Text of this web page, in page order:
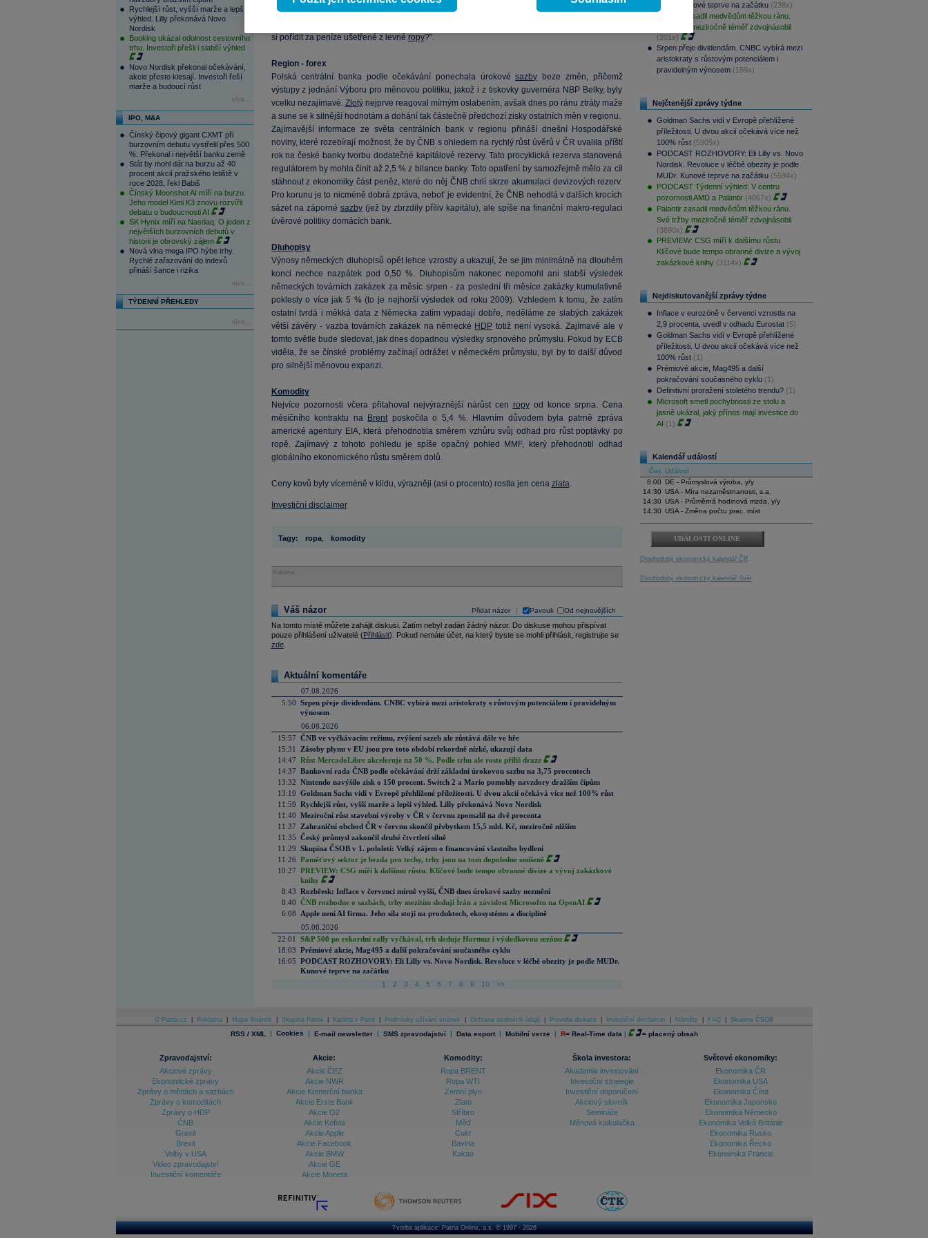
Rychlejší růst, vyšší marže a lepší
výhled. Lilly překonává Novo
Nordisk
Booking ukázal odolnost cestovního
trhu. Investoři přešli i slabší výhled
Novo Nordisk překonal očekávání,
akcie přesto klesají. Investoři řeší
marže a budoucí růst
více...
IPO, M&A
Čínský čipový gigant CXMT při
burzovním debutu vystřelil přes 500
%. Překonal i největší banku země
Stát by mohl dát na burzu až 40
procent akcií pražského letiště v
roce 2028, řekl Babiš
Čínský Moonshot AI míří na burzu.
Jeho model Kimi K3 znovu rozvířil
debatu o budoucnosti AI
SK Hynix míří na Nasdaq. O jeden z
největších burzovních debutů v
historii je obrovský zájem
Nová vlna mega IPO hýbe trhy.
Rychlé zařazování do indexů
přináší šance i rizika
více...
TÝDENNÍ PŘEHLEDY
více...
nenadálého prudkého růstu. Takový výhled producentům
nepřeje, ale z pohledu
si pořídit za peníze ušetřené z levné ropy?”.
Region - forex
Polská centrální banka podle očekávání ponechala úrokovésazby beze změn, přičemž
výstupy z jednání Výboru pro měnovou politiku, jakož i z tiskovky guvernéra NBP Belky, byly
vcelku nezajímavé. Zlotýnejprve reagoval mírným oslabením, avšak dnes po ránu ztráty maže
a sune se k silnější hodnotám a dohání tak částečně předchozí zisky ostatních měn v regionu.
Zajímavější informace ze světa centrálních bank v regionu přináší dnešní Hospodářské
noviny, které rozebírají možnost, že by ČNB s ohledem na rychlý růst úvěrů v ČR uvalila příští
rok na české banky tvorbu dodatečné kapitálové rezervy. Tato procyklická rezerva stanovená
regulátorem by mohla činit až 2,5 % z bilance banky. Toto opatření by samozřejmě mělo za cíl
stáhnout z ekonomiky část peněz, které do něj ČNB chrlí skrze akumulaci devizových rezerv.
Pro korunu je to nicméně dobrá zpráva, neboť je evidentní, že ČNB nehodlá v dalších krocích
sázet na záporné sazby(jež by zbrzdily příliv kapitálu), ale spíše na finanční makro-regulaci
úvěrové politiky domácích bank.
Dluhopisy
Výnosy německých dluhopisů opět lehce vzrostly a ukazují, že se jim minimálně na dlouhém
konci nechce nazpátek pod 0,50 %. Dluhopisům nakonec nepomohl ani slabší výsledek
německých továrních zakázek za měsíc srpen - za poslední tři měsíce zakázky kumulativně
poklesly o více jak 5 % (to je nejhorší výsledek od roku 2009). Vzhledem k tomu, že zatím
ostatní tvrdá i měkká data z Německa zatím vypadají dobře, neděláme ze slabých zakázek
větší závěry - vazba továrních zakázek na německé HDP totiž není vysoká. Zajímavé ale v
tomto světle bude sledovat, jak dnes dopadnou výsledky srpnového průmyslu. Pokud by ECB
viděla, že se čínské problémy začínají odrážet v německém průmyslu, byl by to další důvod
pro silnější měnovou expanzi.
Komodity
Nejvíce pozornosti včera přitahoval nejvýraznější nárůst cen ropyod konce srpna. Cena
měsíčního kontraktu na Brentposkočila o 5,4 %. Hlavním důvodem byla patrně zpráva
americké agentury EIA, která přehodnotila směrem vzhůru svůj odhad pro růst poptávky po
ropě. Zajímavý z tohoto pohledu je spíše opačný pohled MMF, který přehodnotil odhad
globálního ekonomického růstu směrem dolů.
Ceny kovů byly víceméně v klidu, výrazněji (asi o procento) rostla jen cena zlata.
Investiční disclaimer
Tagy: ropa, komodity
Reklama
Přidat názor Pavouk Od nejnovějších
Váš názor
Na tomto místě můžete zahájit diskusi. Zatím nebyl zadán žádný názor. Do diskuse mohou přispívat
pouze přihlášení uživatelé (Přihlásit). Pokud nemáte účet, na který byste se mohli přihlásit, registrujte se
zde.
Aktuální komentáře
07.08.2026
5:50 Srpen přeje dividendám. CNBC vybírá mezi aristokraty s růstovým potenciálem i pravidelným
výnosem
06.08.2026
15:57 ČNB ve vyčkávacím režimu, zvýšení sazeb ale zůstává dále ve hře
15:31
Zásoby plynu v EU jsou pro toto období rekordně nízké, ukazují data
14:47 Růst MercadoLibre akceleruje na 50 %. Podle trhu ale roste příliš draze
14:37 Bankovní rada ČNB podle očekávání drží základní úrokovou sazbu na 3,75 procentech
13:32 Nintendo navýšilo zisk o 150 procent. Switch 2 a Mario pomohly navzdory dražším čipům
13:19 Goldman Sachs vidí v Evropě přehlížené příležitosti. U dvou akcií očekává více než 100% růst
11:59 Rychlejší růst, vyšší marže a lepší výhled. Lilly překonává Novo Nordisk
11:40 Meziroční růst stavební výroby v ČR v červnu zpomalil na dvě procenta
11:37
Zahraniční obchod ČR v červnu skončil přebytkem 15,5 mld. Kč, meziročně nižším
11:35 Český průmysl zakončil druhé čtvrtletí silně
11:29 Skupina ČSOB v 1. pololetí: Velký zájem o financování vlastního bydlení
11:26 Paměťový sektor je brzda pro techy, trhy jsou na tom dopoledne smíšeně
10:27 PREVIEW: CSG míří k dalšímu růstu. Klíčové bude tempo obranné divize a vývoj zakázkové
knihy
8:43 Rozbřesk: Inflace v červenci mírně vyšší, ČNB dnes úrokové sazby nezmění
8:40 ČNB rozhodne o sazbách, trhy mezitím sledují Írán a závislost Microsoftu na OpenAI
6:08
Apple není AI firma. Jeho síla stojí na produktech, ekosystému a disciplíně
05.08.2026
22:01
S&P 500 po rekordní rally vyčkával, trh sleduje Hormuz i výsledkovou sezónu
18:03 Prémiové akcie, Mag495 a další pokračování současného cyklu
16:05 PODCAST ROZHOVORY: Eli Lilly vs. Novo Nordisk. Revoluce v léčbě obezity je podle MUDr.
Kunové teprve na začátku
1 2 3 4 5 6 7 8 9 10 >>
MUDr. Kunové teprve na začátku (238x)
Palantir zasadil medvědům těžkou ránu.
Své tržby meziročně téměř zdvojnásobil
(201x)
Srpen přeje dividendám. CNBC vybírá mezi
aristokraty s růstovým potenciálem i
pravidelným výnosem (159x)
Nejčtenější zprávy týdne
Goldman Sachs vidí v Evropě přehlížené
příležitosti. U dvou akcií očekává více než
100% růst (5905x)
PODCAST ROZHOVORY: Eli Lilly vs. Novo
Nordisk. Revoluce v léčbě obezity je podle
MUDr. Kunové teprve na začátku (5594x)
PODCAST Týdenní výhled: V centru
pozornosti AMD a Palantir (4067x)
Palantir zasadil medvědům těžkou ránu.
Své tržby meziročně téměř zdvojnásobil
(3890x)
PREVIEW: CSG míří k dalšímu růstu.
Klíčové bude tempo obranné divize a vývoj
zakázkové knihy (3114x)
Nejdiskutovanější zprávy týdne
Inflace v eurozóně v červenci vzrostla na
2,9 procenta, uvedl v odhadu Eurostat (5)
Goldman Sachs vidí v Evropě přehlížené
příležitosti. U dvou akcií očekává více než
100% růst (1)
Prémiové akcie, Mag495 a další
pokračování současného cyklu (1)
Definitivní proražení stoletého trendu? (1)
Microsoft smetl pochybnosti ze stolu a
jasně ukázal, jaký přínos mají investice do
AI (1)
Kalendář událostí
Čas Událost
8:00
DE - Průmyslová výroba, y/y
14:30 USA - Míra nezaměstnanosti, s.a.
14:30 USA - Průměrná hodinová mzda, y/y
14:30 USA - Změna počtu prac. míst
UDÁLOSTI ONLINE
Dlouhodobý ekonomický kalendář ČR
Dlouhodobý ekonomický kalendář Svět
O Patria.cz Reklama Mapa Stránek Skupina Patria Kariéra v Patrii Podmínky užívání stránek Ochrana osobních údajů Pravidla diskuse Investiční disclaimer Náměty FAQ Skupina ČSOB
RSS / XML | Cookies | E-mail newsletter | SMS zpravodajství | Data export | Mobilní verze | R= Real-Time data | = placený obsah
Zpravodajství:
Akciové zprávy
Ekonomické zprávy
Zprávy o měnách a sazbách
Zprávy o komoditách
Zprávy o HDP
ČNB
Grexit
Brexit
Volby v USA
Video zpravodajství
Investiční komentáře
Akcie:
Akcie ČEZ
Akcie NWR
Akcie Komerční banka
Akcie Erste Bank
Akcie O2
Akcie Kofola
Akcie Apple
Akcie Facebook
Akcie BMW
Akcie GE
Akcie Moneta
Komodity:
Ropa BRENT
Ropa WTI
Zemní plyn
Zlato
Stříbro
Měď
Cukr
Bavlna
Kakao
Škola investora:
Akademie investování
Investiční strategie
Investiční doporučení
Akciový slovník
Semináře
Měnová kalkulačka
Světové ekonomiky:
Ekonomika ČR
Ekonomika USA
Ekonomika Čína
Ekonomika Japonsko
Ekonomika Německo
Ekonomika Velká Británie
Ekonomika Rusko
Ekonomika Řecko
Ekonomika Francie
Tvorba aplikace:Patria Online, a.s.© 1997 - 2026